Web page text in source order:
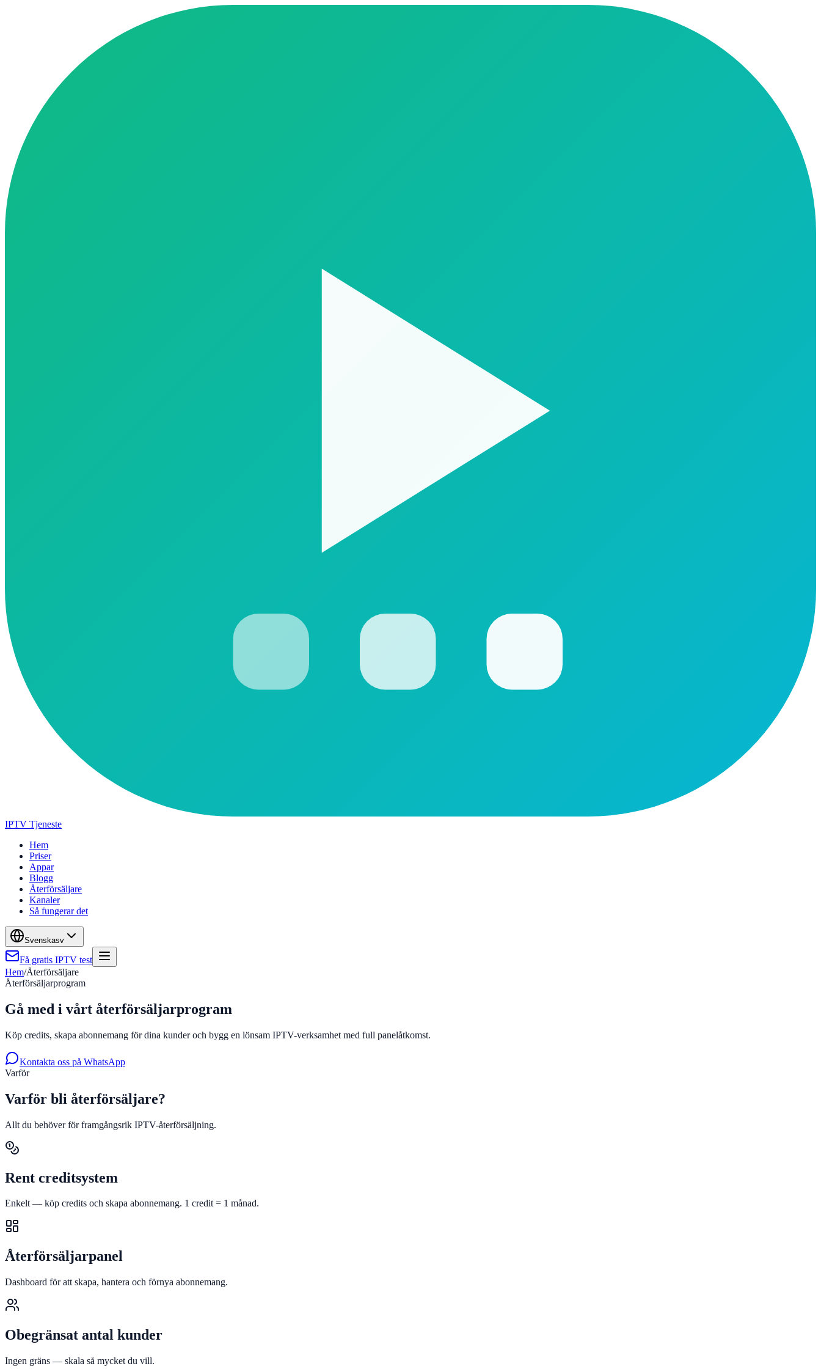
IPTV Tjeneste
Hem
Priser
Appar
Blogg
Återförsäljare
Kanaler
Så fungerar det
Svenskasv
Få gratis IPTV test
Hem/Återförsäljare
Återförsäljarprogram
Gå med i vårt återförsäljarprogram
Köp credits, skapa abonnemang för dina kunder och bygg en lönsam IPTV-verksamhet med full panelåtkomst.
Kontakta oss på WhatsApp
Varför
Varför bli återförsäljare?
Allt du behöver för framgångsrik IPTV-återförsäljning.
Rent creditsystem
Enkelt — köp credits och skapa abonnemang. 1 credit = 1 månad.
Återförsäljarpanel
Dashboard för att skapa, hantera och förnya abonnemang.
Obegränsat antal kunder
Ingen gräns — skala så mycket du vill.